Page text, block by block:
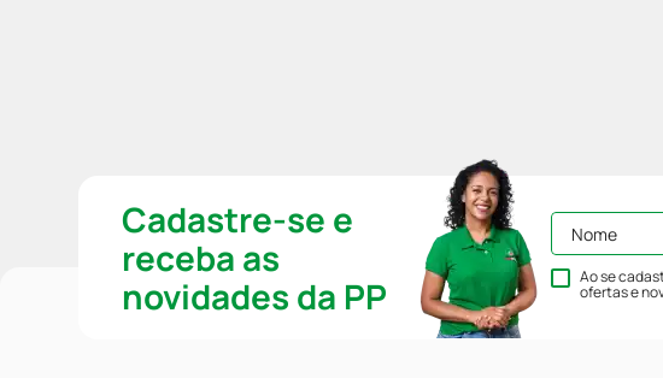
Cadastre-se e
receba as
novidades da PP
Ao se
ofertas e